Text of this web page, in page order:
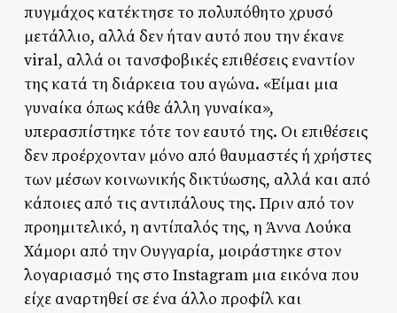
πυγμάχος κατέκτησε το πολυπόθητο χρυσό
μετάλλιο, αλλά δεν ήταν αυτό που την έκανε
viral, αλλά οι τανσφοβικές επιθέσεις εναντίον
της κατά τη διάρκεια του αγώνα. «Είμαι μια
γυναίκα όπως κάθε άλλη γυναίκα»,
υπερασπίστηκε τότε τον εαυτό της. Οι επιθέσεις
δεν προέρχονταν μόνο από θαυμαστές ή χρήστες
των μέσων κοινωνικής δικτύωσης, αλλά και από
κάποιες από τις αντιπάλους της. Πριν από τον
προημιτελικό, η αντίπαλός της, η Άννα Λούκα
Χάμορι από την Ουγγαρία, μοιράστηκε στον
λογαριασμό της στο Instagram μια εικόνα που
είχε αναρτηθεί σε ένα άλλο προφίλ και